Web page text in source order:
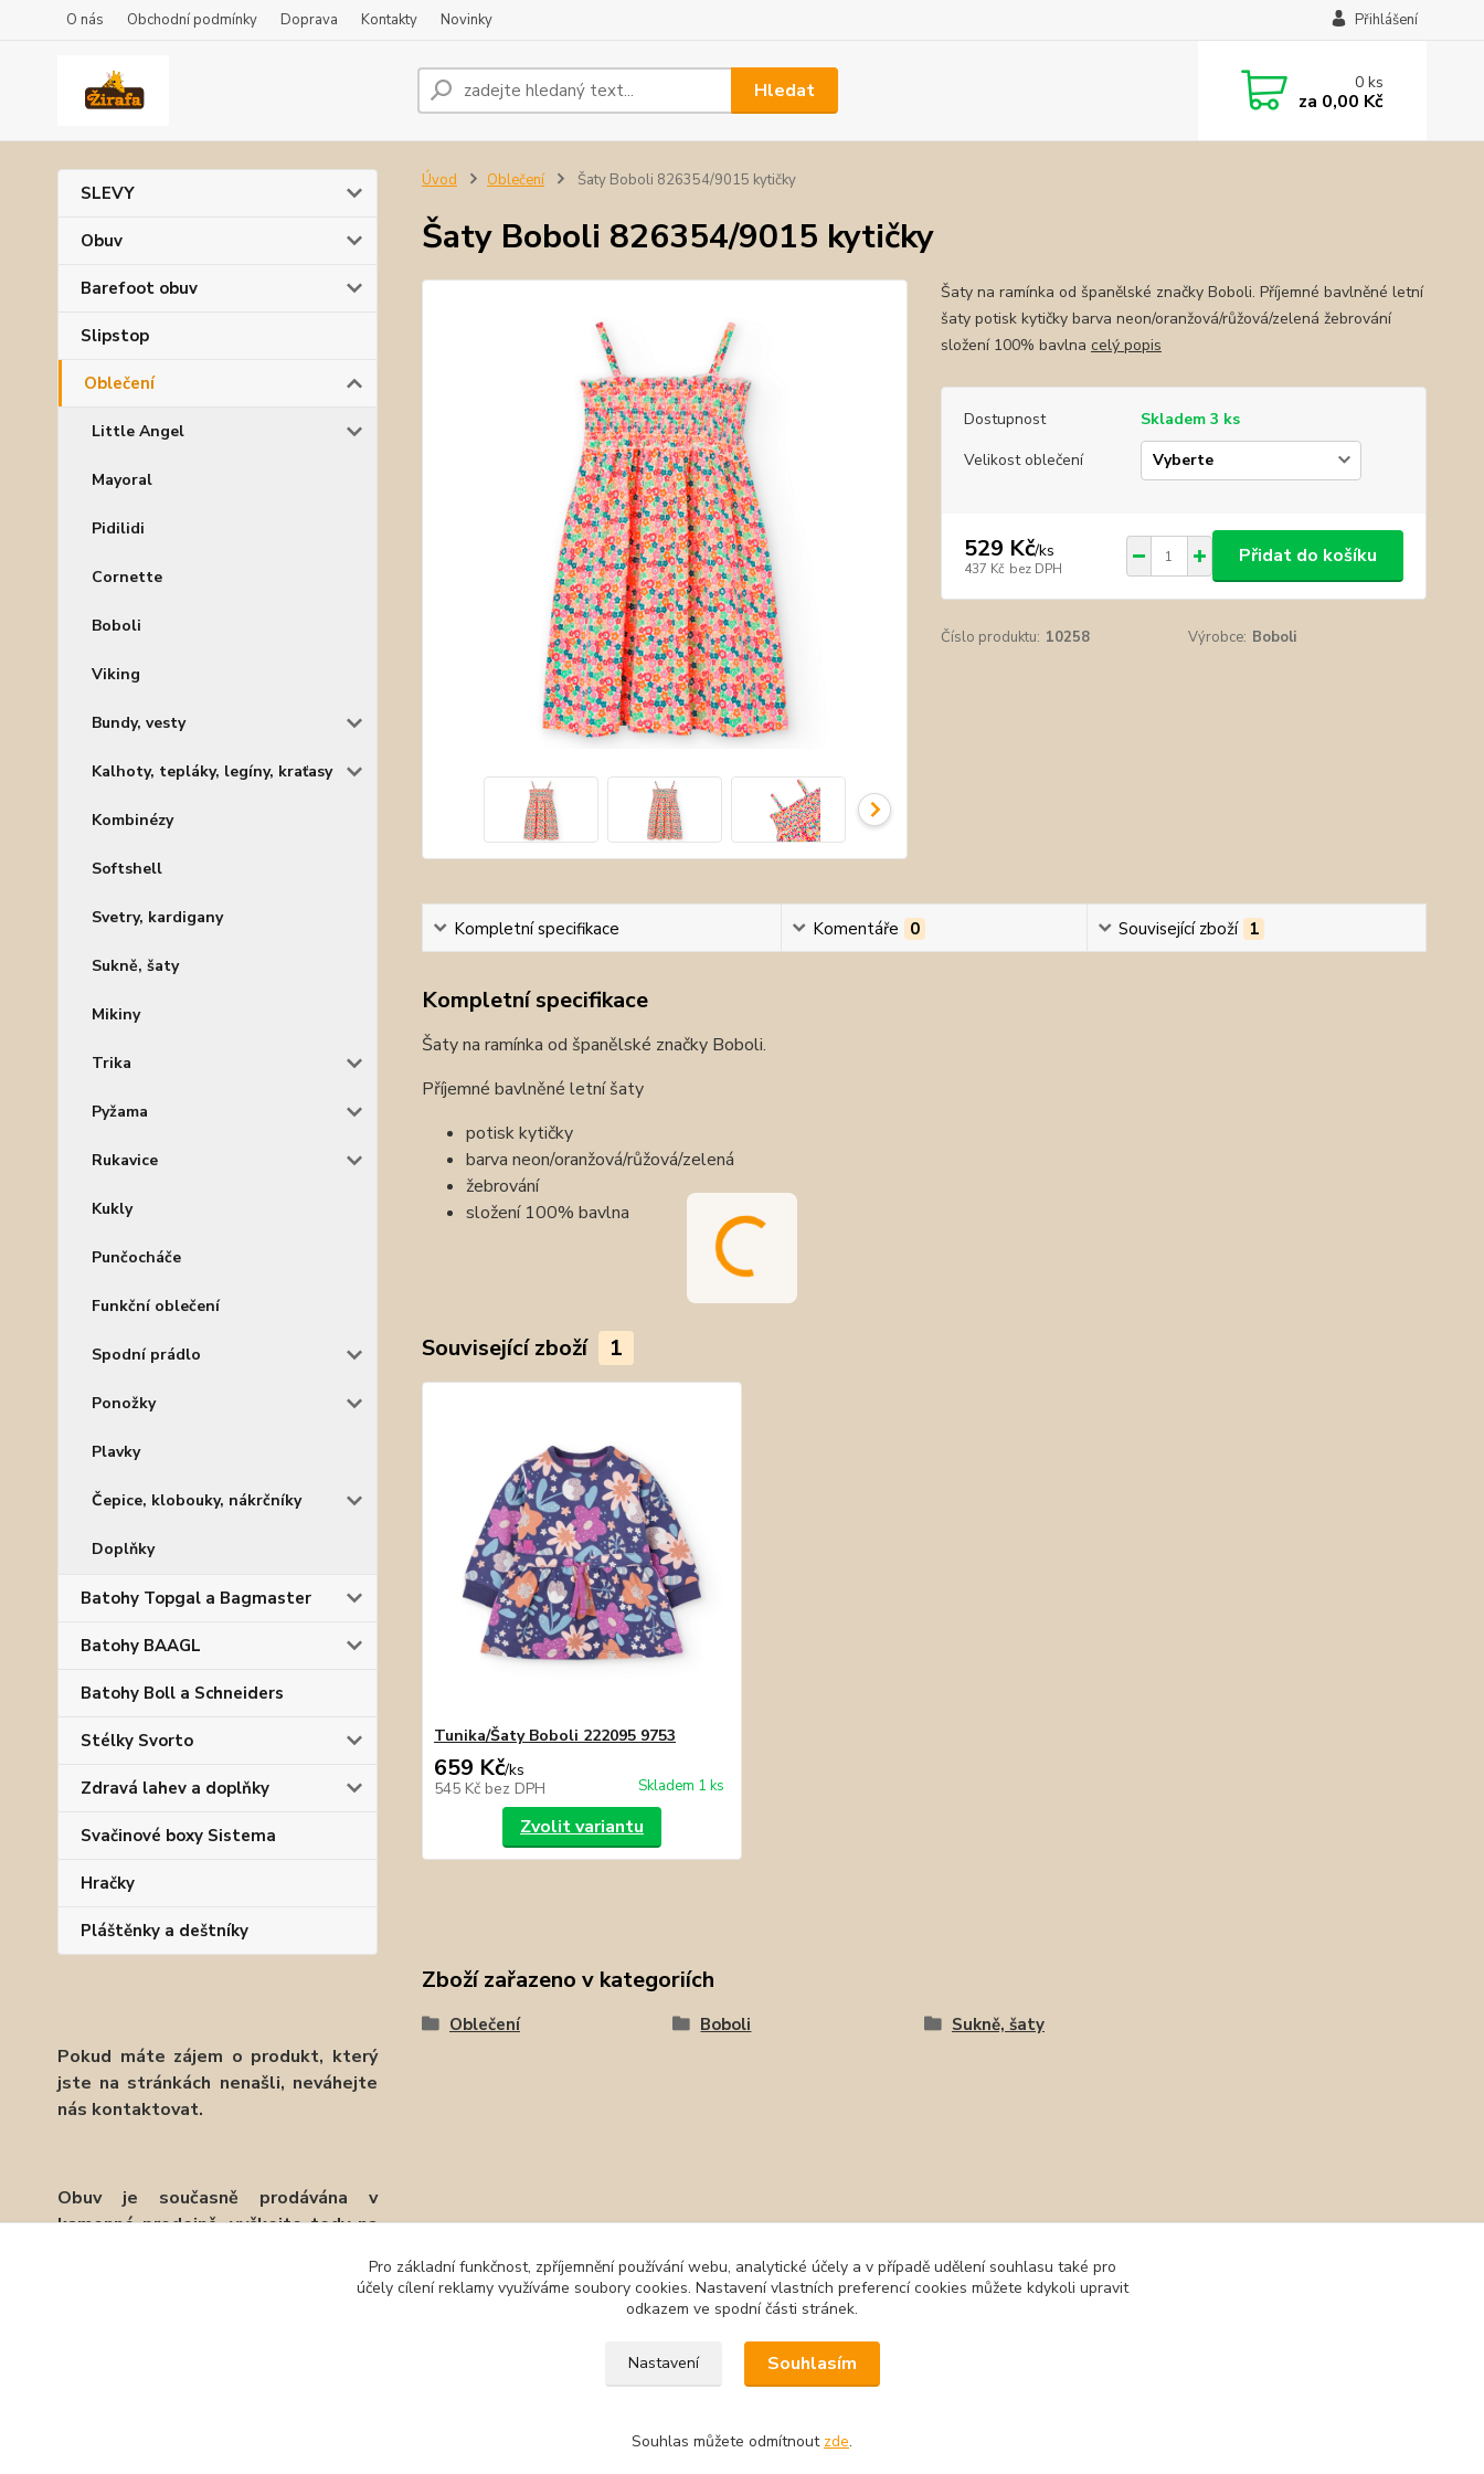
O nás Obchodní podmínky Doprava Kontakty Novinky Přihlášení
Hledat 0ks
za 0,00 Kč
SLEVY
Obuv
Barefoot obuv
Slipstop
Oblečení
Little Angel
Mayoral
Pidilidi
Cornette
Boboli
Viking
Bundy, vesty
Kalhoty, tepláky, legíny, kraťasy
Kombinézy
Softshell
Svetry, kardigany
Sukně, šaty
Mikiny
Trika
Pyžama
Rukavice
Kukly
Punčocháče
Funkční oblečení
Spodní prádlo
Ponožky
Plavky
Čepice, klobouky, nákrčníky
Doplňky
Batohy Topgal a Bagmaster
Batohy BAAGL
Batohy Boll a Schneiders
Stélky Svorto
Zdravá lahev a doplňky
Svačinové boxy Sistema
Hračky
Pláštěnky a deštníky
Pokud máte zájem o produkt, který
jste na stránkách nenašli, neváhejte
nás kontaktovat.
Obuv je současně prodávána v
kamenné prodejně, vyčkejte tedy na
Úvod Oblečení Šaty Boboli 826354/9015 kytičky
Šaty Boboli 826354/9015 kytičky
Šaty na ramínka od španělské značky Boboli. Příjemné bavlněné letní
šaty potisk kytičky barva neon/oranžová/růžová/zelená žebrování
složení 100% bavlna celý popis
Dostupnost
Skladem 3 ks
Velikost oblečení
529 Kč/ks
437 Kč bez DPH
Přidat do košíku
Číslo produktu: 10258 Výrobce: Boboli
Kompletní specifikace Komentáře 0 Související zboží 1
Kompletní specifikace
Šaty na ramínka od španělské značky Boboli.
Příjemné bavlněné letní šaty
potisk kytičky
barva neon/oranžová/růžová/zelená
žebrování
složení 100% bavlna
Související zboží 1
Tunika/Šaty Boboli 222095 9753
659 Kč/ks
545 Kč bez DPH Skladem 1 ks
Zvolit variantu
Zboží zařazeno v kategoriích
Oblečení Boboli Sukně, šaty
Pro základní funkčnost, zpříjemnění používání webu, analytické účely a v případě udělení souhlasu také pro
účely cílení reklamy využíváme soubory cookies. Nastavení vlastních preferencí cookies můžete kdykoli upravit
odkazem ve spodní části stránek.
Nastavení Souhlasím
Souhlas můžete odmítnout zde.